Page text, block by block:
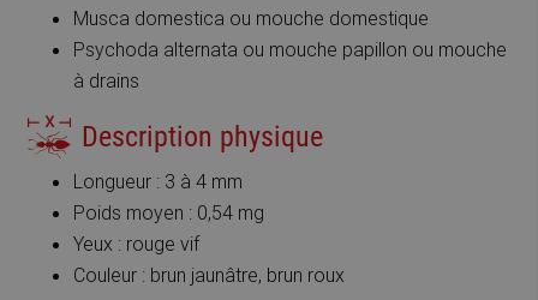
Musca domestica ou mouche domestique
Psychoda alternata ou mouche papillon ou mouche
à drains
Description physique
Longueur : 3 à 4 mm
Poids moyen : 0,54 mg
Yeux : rouge vif
Couleur : brun jaunâtre, brun roux